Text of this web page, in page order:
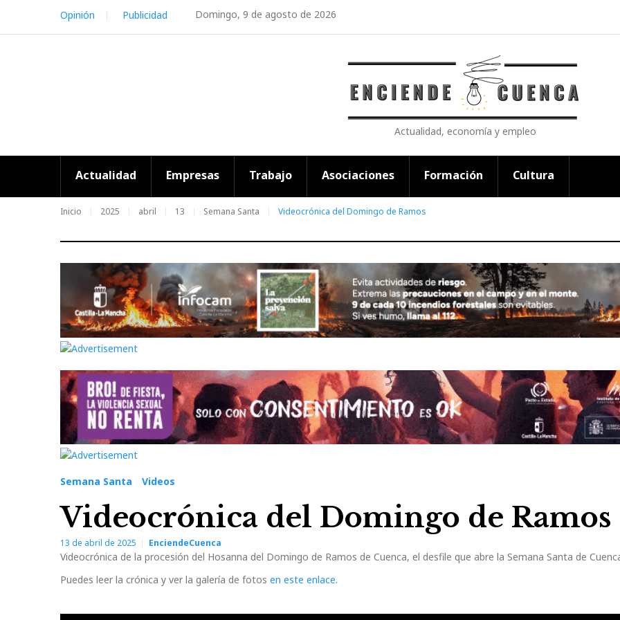
content
Domingo, 9 de agosto de 2026
Opinión Publicidad
Actualidad, economía y empleo
Actualidad Empresas Trabajo Asociaciones Formación Cultura
Inicio 2025 abril 13 Semana Santa Videocrónica del Domingo de Ramos
Semana Santa Videos
Videocrónica del Domingo de Ramos
13 de abril de 2025 EnciendeCuenca
Videocrónica de la procesión del Hosanna del Domingo de Ramos de Cuenca, el desfile que abre la Semana Santa de
Puedes leer la crónica y ver la galería de fotos en este enlace.